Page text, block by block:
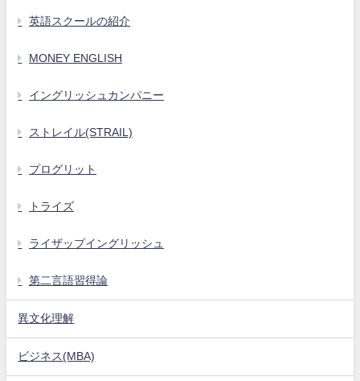
英語スクールの紹介
MONEY ENGLISH
イングリッシュカンパニー
ストレイル(STRAIL)
プログリット
トライズ
ライザップイングリッシュ
第二言語習得論
異文化理解
ビジネス(MBA)